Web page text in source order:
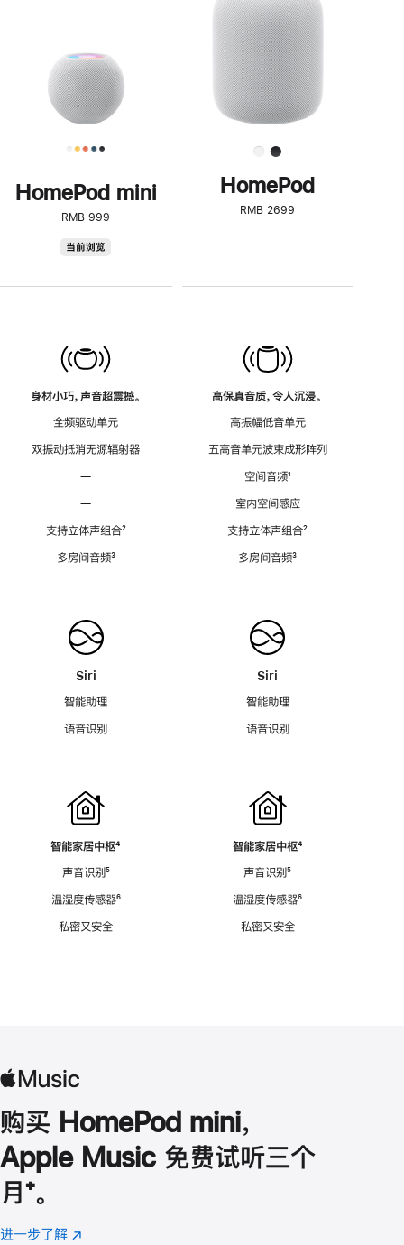
HomePod mini
RMB 999
当前浏览
身材小巧，声音超震撼。
全频驱动单元
双振动抵消无源辐射器
—
—
支持立体声组合脚
²
多房间音频脚
³
Siri
智能助理
语音识别
智能家居中枢脚
⁴
声音识别脚
⁵
温湿度传感器脚
⁶
私密又安全
了
解
HomePod<
HomePod
RMB 2699
高保真音质，令人沉浸。
高振幅低音单元
五高音单元波束成形阵列
空间音频脚
¹
室内空间感应
支持立体声组合脚
²
多房间音频脚
³
Siri
智能助理
语音识别
智能家居中枢脚
⁴
声音识别脚
⁵
温湿度传感器脚
⁶
私密又安全
购买 HomePod mini，
Apple Music 免费试听三个
月 脚
注
⁺。
进一步了解 Apple
(在